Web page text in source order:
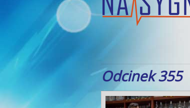
Odcinek 355